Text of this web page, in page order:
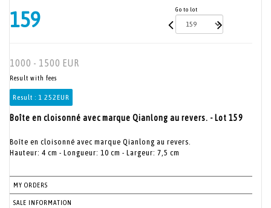
159 Go to lot
1000 - 1500 EUR
Result with fees
Result : 1 252EUR
Boîte en cloisonné avec marque Qianlong au revers. - Lot 159
Boîte en cloisonné avec marque Qianlong au revers.
Hauteur: 4 cm - Longueur: 10 cm - Largeur: 7,5 cm
MY ORDERS
SALE INFORMATION